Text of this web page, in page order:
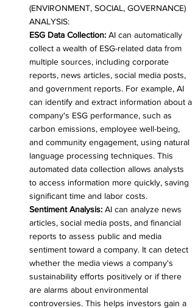
(ENVIRONMENT, SOCIAL, GOVERNANCE)
ANALYSIS:
ESG Data Collection: AI can automatically
collect a wealth of ESG-related data from
multiple sources, including corporate
reports, news articles, social media posts,
and government reports. For example, AI
can identify and extract information about a
company's ESG performance, such as
carbon emissions, employee well-being,
and community engagement, using natural
language processing techniques. This
automated data collection allows analysts
to access information more quickly, saving
significant time and labor costs.
Sentiment Analysis: AI can analyze news
articles, social media posts, and financial
reports to assess public and media
sentiment toward a company. It can detect
whether the media views a company's
sustainability efforts positively or if there
are alarms about environmental
controversies. This helps investors gain a